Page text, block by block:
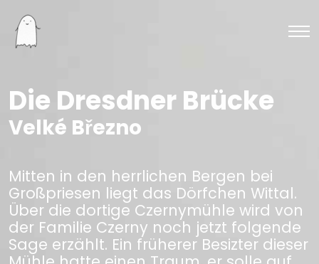
Die Dresdner Brücke
Velké Březno
Mitten in den herrlichen Bergen bei
Großpriesen liegt das Dörfchen Wittal.
Über die dortige Czernymühle wird von
der Familie Czerny noch jetzt folgende
Sage erzählt. Ein früherer Besizter dieser